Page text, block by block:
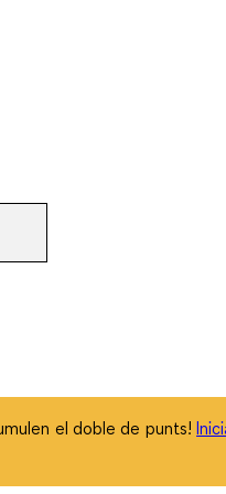
el doble de punts!